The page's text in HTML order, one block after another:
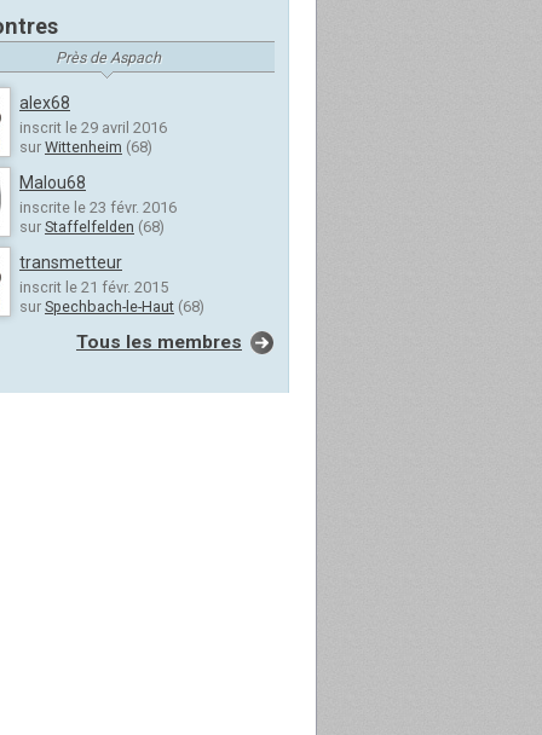
Près de Aspach
alex68
inscrit le 29 avril 2016
sur Wittenheim (68)
Malou68
inscrite le 23 févr. 2016
sur Staffelfelden (68)
transmetteur
inscrit le 21 févr. 2015
sur Spechbach-le-Haut (68)
Tous les membres